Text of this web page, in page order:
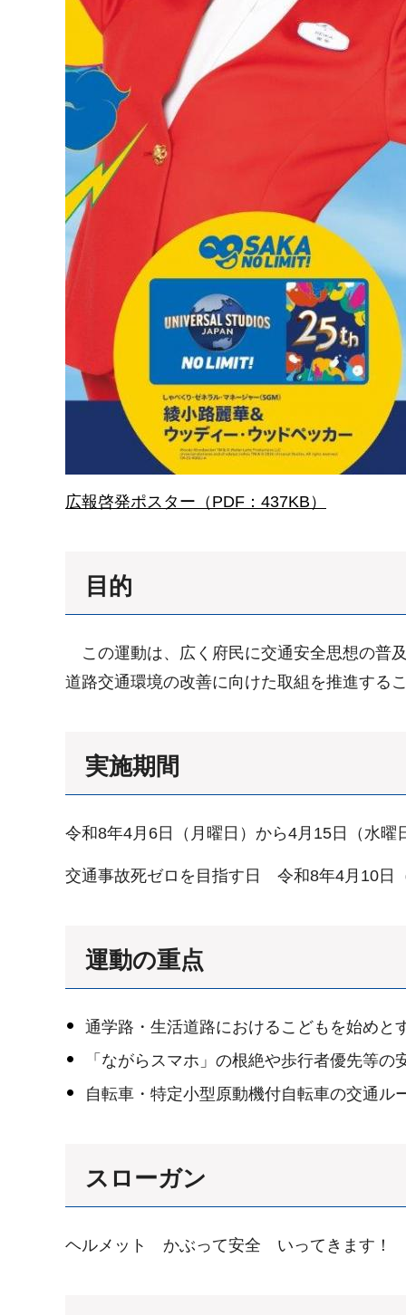
広報啓発ポスター（PDF：437KB）
目的
この運動は、広く府民に交通安全思想の普
道路交通環境の改善に向けた取組を推進する
実施期間
令和8年4月6日（月曜日）から4月15日（水曜
交通事故死ゼロを目指す日 令和8年4月10日
運動の重点
通学路・生活道路におけるこどもを始めと
「ながらスマホ」の根絶や歩行者優先等の
自転車・特定小型原動機付自転車の交通ル
スローガン
ヘルメット かぶって安全 いってきます！